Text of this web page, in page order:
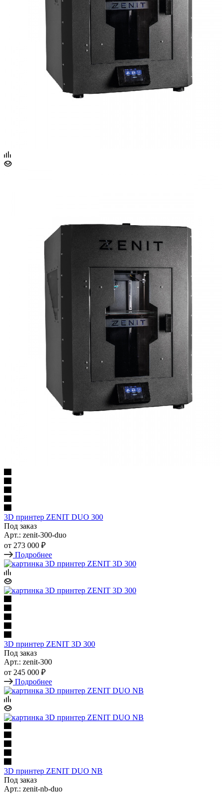
3D принтер ZENIT DUO 300
Под заказ
Арт.: zenit-300-duo
от 273 000 ₽
Подробнее
3D принтер ZENIT 3D 300
Под заказ
Арт.: zenit-300
от 245 000 ₽
Подробнее
3D принтер ZENIT DUO NB
Под заказ
Арт.: zenit-nb-duo